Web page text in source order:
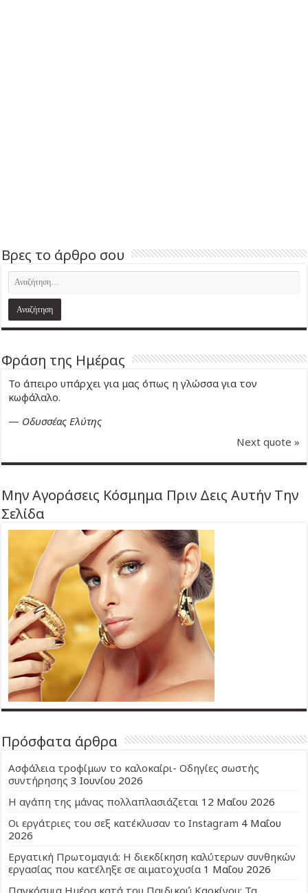
Βρες το άρθρο σου
Φράση της Ημέρας
Το άπειρο υπάρχει για μας όπως η γλώσσα για τον
κωφάλαλο.
— Οδυσσέας Ελύτης
Next quote »
Μην Αγοράσεις Κόσμημα Πριν Δεις Αυτήν Την
Σελίδα
Πρόσφατα άρθρα
Ασφάλεια τροφίμων το καλοκαίρι- Οδηγίες σωστής
συντήρησης 3 Ιουνίου 2026
Η αγάπη της μάνας πολλαπλασιάζεται 12 Μαΐου 2026
Οι εργάτριες του σεξ κατέκλυσαν το Instagram 4 Μαΐου
2026
Εργατική Πρωτομαγιά: Η διεκδίκηση καλύτερων συνθηκών
εργασίας που κατέληξε σε αιματοχυσία 1 Μαΐου 2026
Παγκόσμια Ημέρα κατά του Παιδικού Καρκίνου: Τα